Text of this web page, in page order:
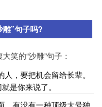
雕”句子吗?
笑的“沙雕”句子：
，要把机会留给长辈。
是你来说了。
，有没有一种顶级大号独